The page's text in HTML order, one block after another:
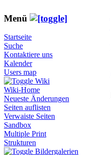
Menü
Startseite
Suche
Kontaktiere uns
Kalender
Users map
Wiki
Wiki-Home
Neueste Änderungen
Seiten auflisten
Verwaiste Seiten
Sandbox
Multiple Print
Strukturen
Bildergalerien